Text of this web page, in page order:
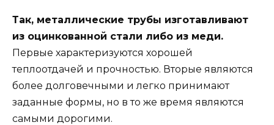
Так, металлические трубы изготавливают
из оцинкованной стали либо из меди.
Первые характеризуются хорошей
теплоотдачей и прочностью. Вторые являются
более долговечными и легко принимают
заданные формы, но в то же время являются
самыми дорогими.